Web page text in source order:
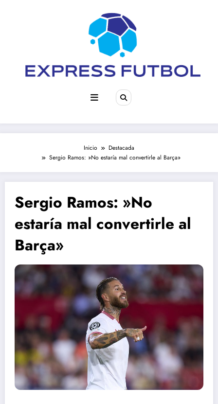
Inicio
Destacada
Sergio Ramos: »No estaría mal convertirle al Barça»
Sergio Ramos: »No
estaría mal convertirle al
Barça»